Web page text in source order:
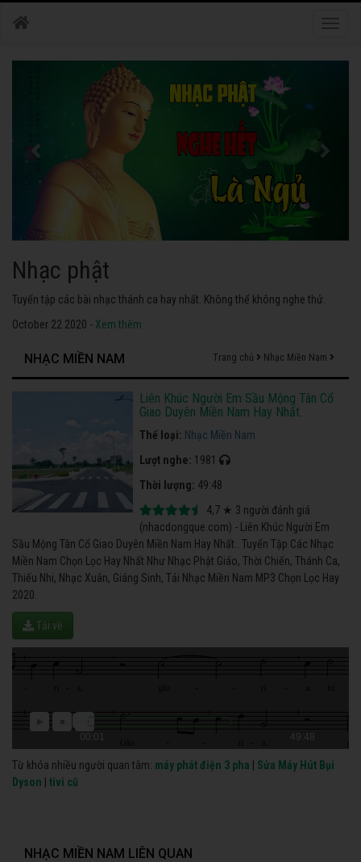
Nhạc phật
Tuyển tập các bài nhạc thánh ca hay nhất. Không thể không nghe thử.
October 22 2020 - Xem thêm
NHẠC MIỀN NAM Trang chủ Nhạc Miền Nam
Liên Khúc Người Em Sầu Mộng Tân Cổ
Giao Duyên Miền Nam Hay Nhất.
Thể loại: Nhạc Miền Nam
Lượt nghe: 1981
Thời lượng: 49:48
4,7 ★ 3 người đánh giá
(nhacdongque.com) - Liên Khúc Người Em
Sầu Mộng Tân Cổ Giao Duyên Miền Nam Hay Nhất.. Tuyển Tập Các Nhạc
Miền Nam Chọn Lọc Hay Nhất Như Nhạc Phật Giáo, Thời Chiến, Thánh Ca,
Thiếu Nhi, Nhạc Xuân, Giáng Sinh, Tải Nhạc Miền Nam MP3 Chọn Lọc Hay
2020.
Tải về
00:01 49:48
Từ khóa nhiều người quan tâm: máy phát điện 3 pha
Sửa Máy Hút Bụi
Dyson
tivi cũ
NHẠC MIỀN NAM LIÊN QUAN